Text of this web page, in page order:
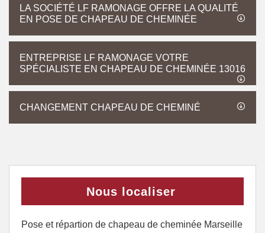
LA SOCIÉTÉ LF RAMONAGE OFFRE LA QUALITÉ
EN POSE DE CHAPEAU DE CHEMINÉE
ENTREPRISE LF RAMONAGE VOTRE
SPÉCIALISTE EN CHAPEAU DE CHEMINÉE 13016
CHANGEMENT CHAPEAU DE CHEMINÉ
Nous localiser
Pose et répartion de chapeau de cheminée Marseille